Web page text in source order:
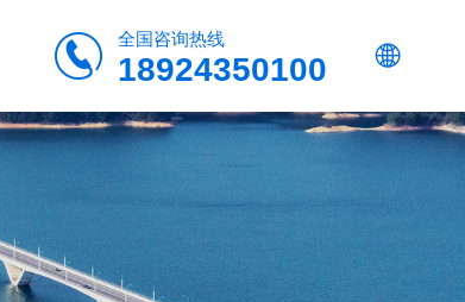
 全国咨询热线
18924350100 